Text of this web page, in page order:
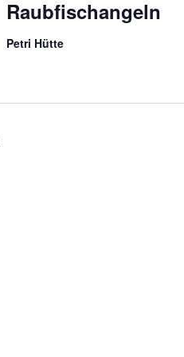
Raubfischangeln
Petri Hütte